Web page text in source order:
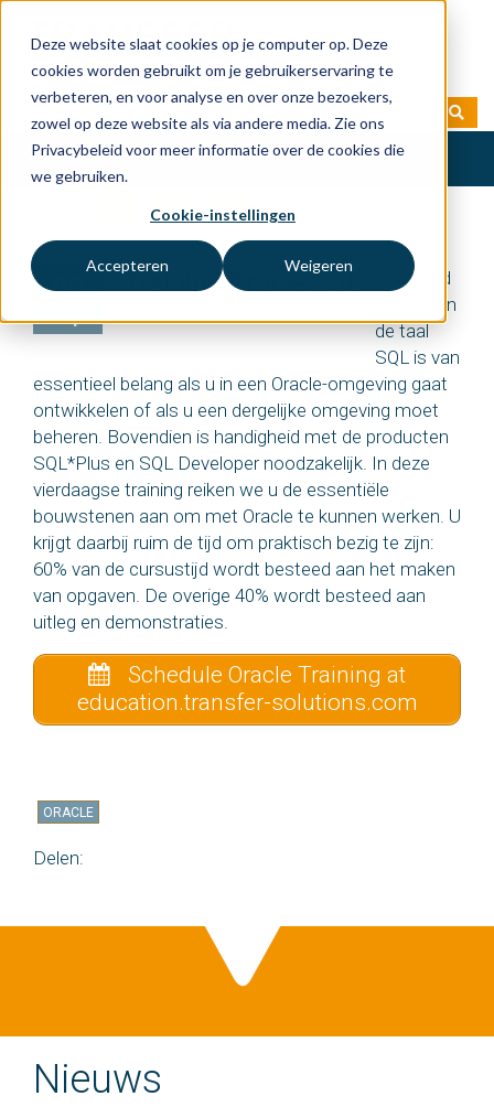
Deze website slaat cookies op je computer op. Deze
cookies worden gebruikt om je gebruikerservaring te
verbeteren, en voor analyse en over onze bezoekers,
zowel op deze website als via andere media. Zie ons
Privacybeleid voor meer informatie over de cookies die
we gebruiken.
Cookie-instellingen
Accepteren Weigeren
Toggle
navigation
Events» Training Oracle SQL
02
sep
Training Oracle SQL
Een goed
begrip van
de taal
SQL is van
essentieel belang als u in een Oracle-omgeving gaat
ontwikkelen of als u een dergelijke omgeving moet
beheren. Bovendien is handigheid met de producten
SQL*Plus en SQL Developer noodzakelijk. In deze
vierdaagse training reiken we u de essentiële
bouwstenen aan om met Oracle te kunnen werken. U
krijgt daarbij ruim de tijd om praktisch bezig te zijn:
60% van de cursustijd wordt besteed aan het maken
van opgaven. De overige 40% wordt besteed aan
uitleg en demonstraties.
Schedule Oracle Training at
education.transfer-solutions.com
ORACLE
Delen:
Nieuws